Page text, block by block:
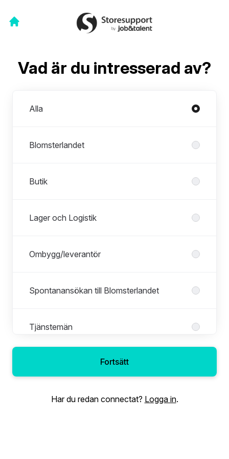
Vad är du intresserad av?
Alla
Blomsterlandet
Butik
Lager och Logistik
Ombygg/leverantör
Spontanansökan till Blomsterlandet
Tjänstemän
Fortsätt
Har du redan connectat? Logga in.